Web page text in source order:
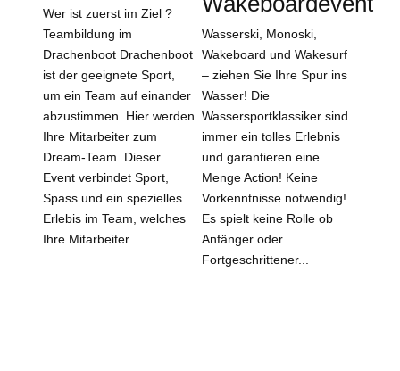
Wer ist zuerst im Ziel ?
Teambildung im
Drachenboot Drachenboot
ist der geeignete Sport,
um ein Team auf einander
abzustimmen. Hier werden
Ihre Mitarbeiter zum
Dream-Team. Dieser
Event verbindet Sport,
Spass und ein spezielles
Erlebis im Team, welches
Ihre Mitarbeiter...
Wasserski, Monoski,
Wakeboard und Wakesurf
– ziehen Sie Ihre Spur ins
Wasser! Die
Wassersportklassiker sind
immer ein tolles Erlebnis
und garantieren eine
Menge Action! Keine
Vorkenntnisse notwendig!
Es spielt keine Rolle ob
Anfänger oder
Fortgeschrittener...